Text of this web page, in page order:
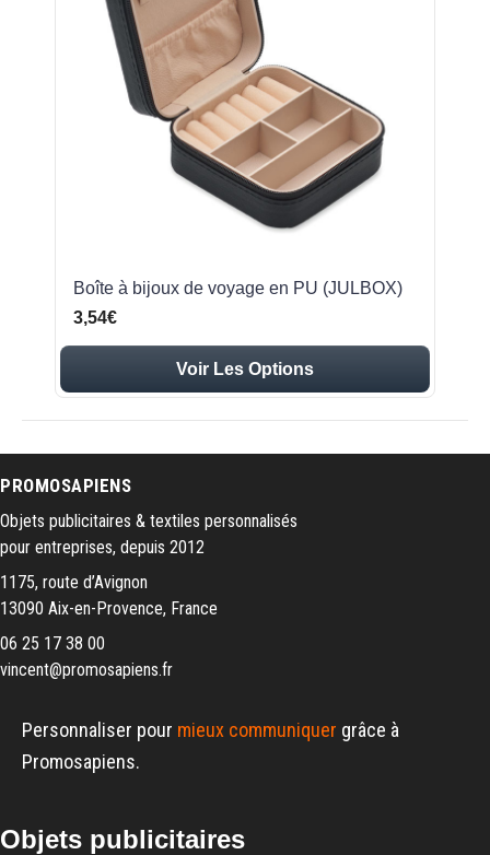
Boîte à bijoux de voyage en PU (JULBOX)
3,54€
Voir Les Options
PROMOSAPIENS
Objets publicitaires & textiles personnalisés
pour entreprises, depuis 2012
1175, route d’Avignon
13090 Aix-en-Provence, France
06 25 17 38 00
vincent@promosapiens.fr
Personnaliser pour mieux communiquer grâce à
Promosapiens.
Objets publicitaires